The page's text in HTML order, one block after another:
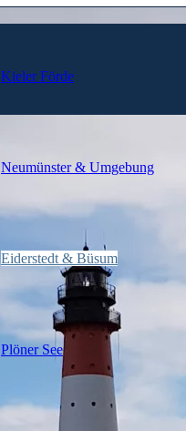
Kieler Förde
Neumünster & Umgebung
Eiderstedt & Büsum
Plöner See